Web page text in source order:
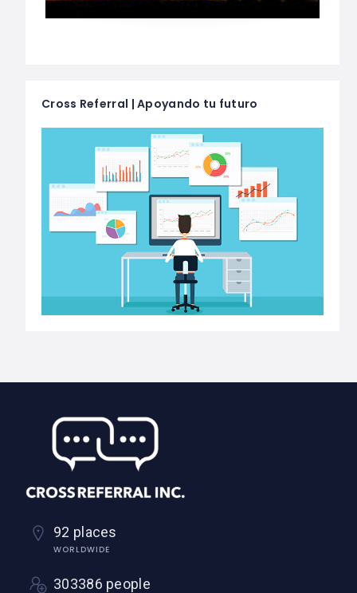
Cross Referral | Apoyando tu futuro
92 places
WORLDWIDE
303386 people